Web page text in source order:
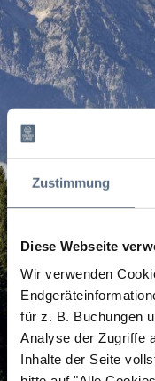
Zustimmung
Diese Webseite
Wir verwenden
für z. B. Buchungen
Analyse der Zugriffe
Inhalte der Seite